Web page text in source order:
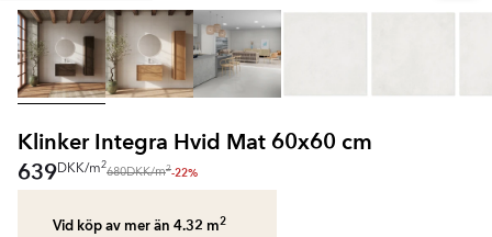
Klinker Integra Hvid Mat 60x60 cm
639DKK/m2
680DKK/m2-22%
Vid köp av mer än 4.32 m2